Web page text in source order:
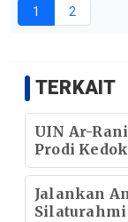
1 2
TERKAIT
UIN Ar-
Prodi
Mahasiswa
Jalankan
Silaturahmi